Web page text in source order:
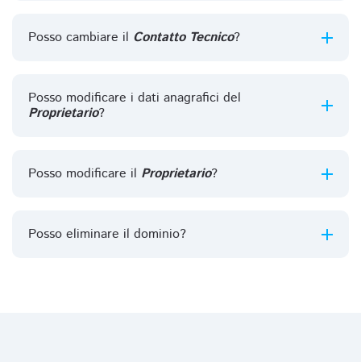
Posso cambiare il Contatto Tecnico?
Posso modificare i dati anagrafici del
Proprietario?
Posso modificare il Proprietario?
Posso eliminare il dominio?